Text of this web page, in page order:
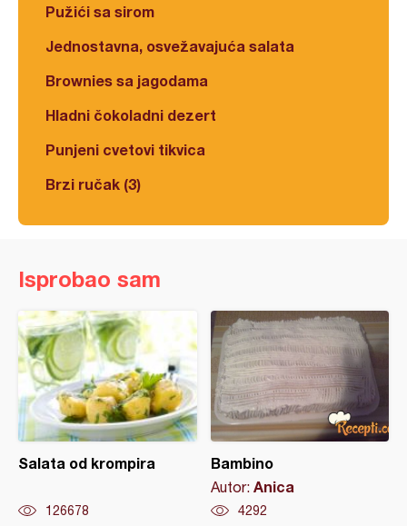
Pužići sa sirom
Jednostavna, osvežavajuća salata
Brownies sa jagodama
Hladni čokoladni dezert
Punjeni cvetovi tikvica
Brzi ručak (3)
Isprobao sam
Salata od krompira
126678
Bambino
Autor: Anica
4292